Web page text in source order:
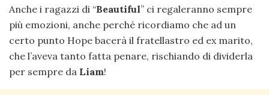
Anche i ragazzi di “Beautiful” ci regaleranno sempre
più emozioni, anche perché ricordiamo che ad un
certo punto Hope bacerà il fratellastro ed ex marito,
che l’aveva tanto fatta penare, rischiando di dividerla
per sempre da Liam!